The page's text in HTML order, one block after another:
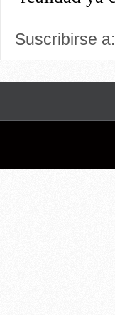
Suscribirse a: